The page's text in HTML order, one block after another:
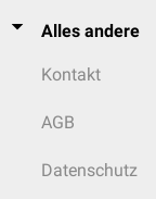
Alles andere
Kontakt
AGB
Datenschutz